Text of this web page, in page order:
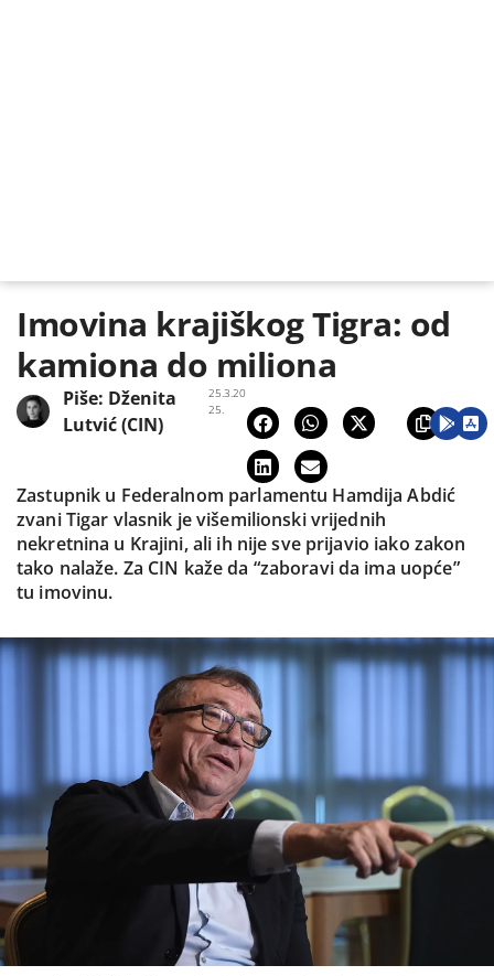
Imovina krajiškog Tigra: od
kamiona do miliona
25.3.20
25.
Piše: Dženita
Lutvić (CIN)
Zastupnik u Federalnom parlamentu Hamdija Abdić
zvani Tigar vlasnik je višemilionski vrijednih
nekretnina u Krajini, ali ih nije sve prijavio iako zakon
tako nalaže. Za CIN kaže da “zaboravi da ima uopće”
tu imovinu.